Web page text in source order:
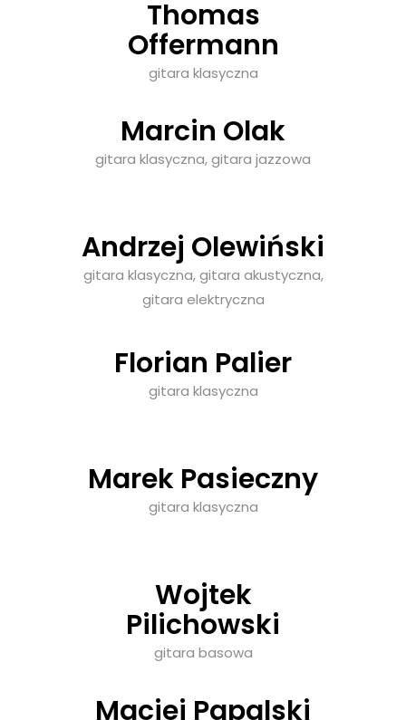
Thomas
Offermann
gitara klasyczna
Marcin Olak
gitara klasyczna, gitara jazzowa
Andrzej Olewiński
gitara klasyczna, gitara akustyczna,
gitara elektryczna
Florian Palier
gitara klasyczna
Marek Pasieczny
gitara klasyczna
Wojtek
Pilichowski
gitara basowa
Maciej Papalski